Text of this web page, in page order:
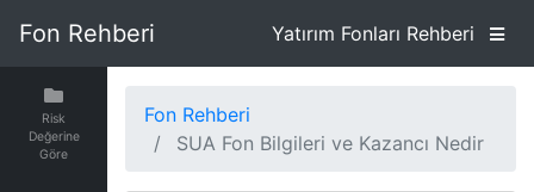
Fon Rehberi Yatırım Fonları Rehberi
Risk
Değerine
Göre
Fon Rehberi
SUA Fon Bilgileri ve Kazancı Nedir